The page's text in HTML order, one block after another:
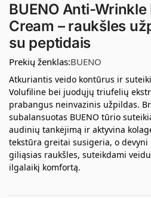
BUENO Anti-
Cream – raukšles
su peptidais
Prekių ženklas:BUENO
Atkuriantis veido kontūrus ir
Volufiline bei juodųjų triufelių
prabangus neinvazinis užpildas.
subalansuotas BUENO tūrio
audinių tankėjimą ir aktyvina
tekstūra greitai susigeria, o
giliąsias raukšles, suteikdami
ilgalaikį komfortą.